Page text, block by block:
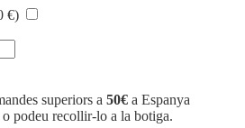
€)
superiors a 50€ a Espanya
o podeu recollir-lo a la botiga.